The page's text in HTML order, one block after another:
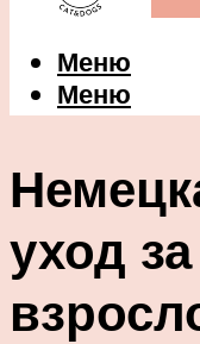
Меню
Меню
уход